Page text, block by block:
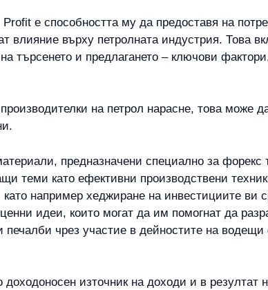
е способността му да предоставя на
влияние върху петролната индустрия. Това
търсенето и предлагането – ключови
на петрол нарасне, това може
предназначени специално за форекс
теми като ефективни производствени
например хеджиране на инвестициите ви
идеи, които могат да им помогнат да
печалби чрез участие в дейностите на
източник на доходи и в резултат